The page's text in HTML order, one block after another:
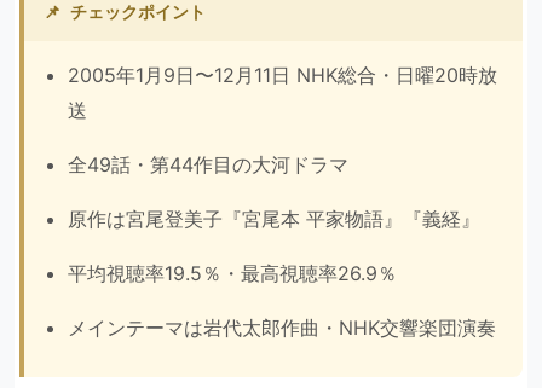
📌 チェックポイント
2005年1月9日〜12月11日 NHK総合・日曜20時放
送
全49話・第44作目の大河ドラマ
原作は宮尾登美子『宮尾本 平家物語』『義経』
平均視聴率19.5％・最高視聴率26.9％
メインテーマは岩代太郎作曲・NHK交響楽団演奏